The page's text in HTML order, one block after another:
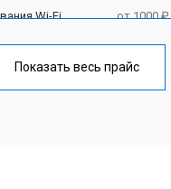
Wi-Fi от 1000 ₽
платы от 2800 ₽
Показать весь прайс